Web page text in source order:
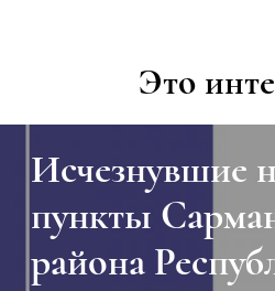
Это
Исчезнувшие
пункты
района